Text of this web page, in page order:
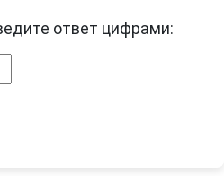
ответ цифрами: